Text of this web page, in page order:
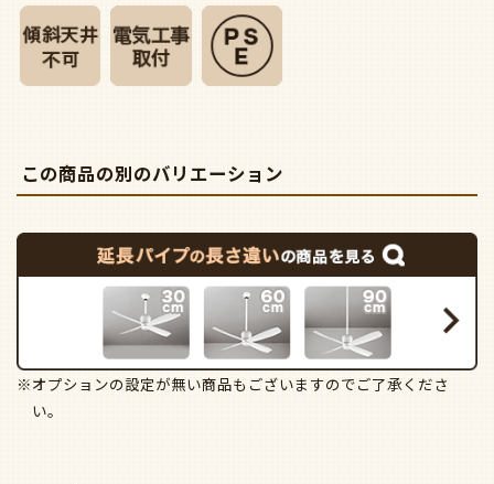
この商品の別のバリエーション
※オプションの設定が無い商品もございますのでご了承くださ
い。